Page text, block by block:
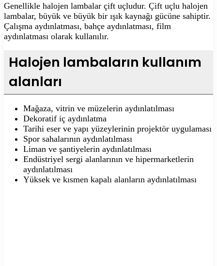
Genellikle halojen lambalar çift uçludur. Çift uçlu halojen
lambalar, büyük ve büyük bir ışık kaynağı gücüne sahiptir.
Çalışma aydınlatması, bahçe aydınlatması, film
aydınlatması olarak kullanılır.
Halojen lambaların kullanım
alanları
Mağaza, vitrin ve müzelerin aydınlatılması
Dekoratif iç aydınlatma
Tarihi eser ve yapı yüzeylerinin projektör uygulaması
Spor sahalarının aydınlatılması
Liman ve şantiyelerin aydınlatılması
Endüstriyel sergi alanlarının ve hipermarketlerin
aydınlatılması
Yüksek ve kısmen kapalı alanların aydınlatılması